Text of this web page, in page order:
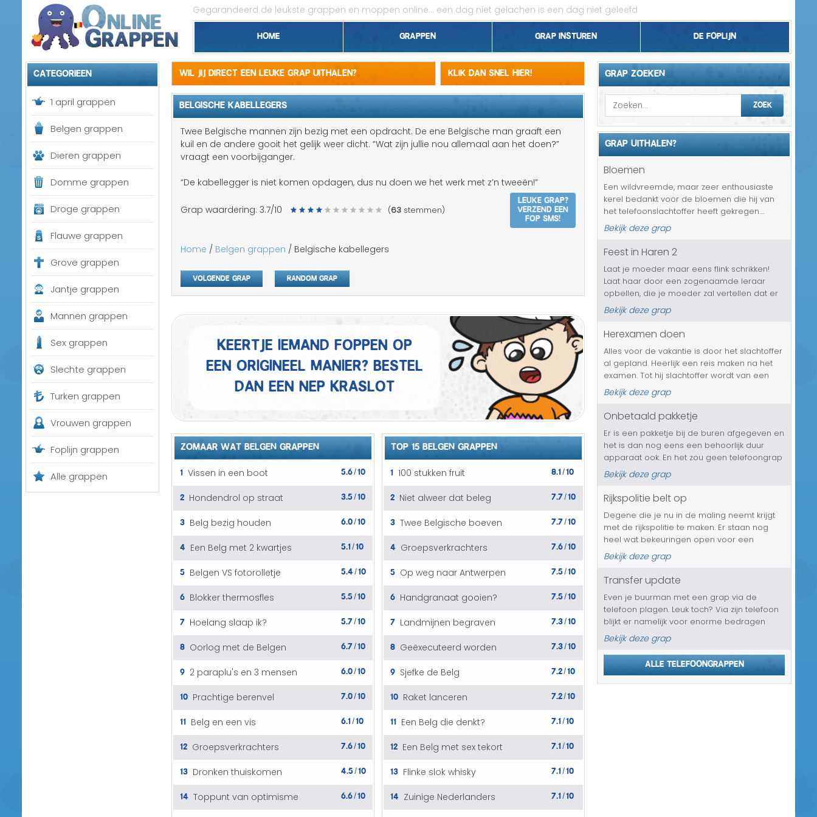
Gegarandeerd de leukste grappen en moppen online... een dag niet gelachen is een dag niet geleefd
Home Grappen
Belgen grappen
Domme grappen
Droge grappen
Flauwe grappen
Jantje grappen
Slechte grappen
Turken grappen
Vrouwen grappen
Grap insturen De foplijn
Bel grappen
Topgrappen
18+ en Relatie
Geld/Belasting
Buurt/Gemeente
Pakket/Bestelling
Transport/Verkeer
Kerst/Sinterklaas
Diversen/Andere
Categorieen
1 april grappen
Belgen grappen
Dieren grappen
Domme grappen
Droge grappen
Flauwe grappen
Grove grappen
Jantje grappen
Mannen grappen
Sex grappen
Slechte grappen
Turken grappen
Vrouwen grappen
Foplijn grappen
Alle grappen
Wil jij direct een leuke grap uithalen? Klik dan snel hier!
BELGISCHE KABELLEGERS
Twee Belgische mannen zijn bezig met een opdracht. De ene Belgische man graaft een
kuil en de andere gooit het gelijk weer dicht. “Wat zijn jullie nou allemaal aan het doen?”
vraagt een voorbijganger.
“De kabellegger is niet komen opdagen, dus nu doen we het werk met z’n tweeën!”
Grap waardering: 3.7/10 (63 stemmen)
Leuke grap?
Verzend een
fop SMS!
Home / Belgen grappen / Belgische kabellegers
Volgende grap Random grap
Keertje iemand foppen op
een origineel manier? Bestel
dan een nep kraslot
ZOMAAR WAT BELGEN GRAPPEN
1 Vissen in een boot 5.6/10
2 Hondendrol op straat 3.5/10
3 Belg bezig houden 6.0/10
4 Een Belg met 2 kwartjes 5.1/10
5 Belgen VS fotorolletje 5.4/10
6 Blokker thermosfles 5.5/10
7 Hoelang slaap ik? 5.7/10
8 Oorlog met de Belgen 6.7/10
9 2 paraplu's en 3 mensen 6.0/10
10 Prachtige berenvel 7.0/10
11 Belg en een vis 6.1/10
12 Groepsverkrachters 7.6/10
13 Dronken thuiskomen 4.5/10
14 Toppunt van optimisme 6.6/10
TOP 15 BELGEN GRAPPEN
1 100 stukken fruit 8.1/10
2 Niet alweer dat beleg 7.7/10
3 Twee Belgische boeven 7.7/10
4 Groepsverkrachters 7.6/10
5 Op weg naar Antwerpen 7.5/10
6 Handgranaat gooien? 7.5/10
7 Landmijnen begraven 7.3/10
8 Geëxecuteerd worden 7.3/10
9 Sjefke de Belg 7.2/10
10 Raket lanceren 7.2/10
11 Een Belg die denkt? 7.1/10
12 Een Belg met sex tekort 7.1/10
13 Flinke slok whisky 7.1/10
14 Zuinige Nederlanders 7.1/10
GRAP ZOEKEN
ZOEK
GRAP UITHALEN?
Bloemen
Een wildvreemde, maar zeer enthousiaste
kerel bedankt voor de bloemen die hij van
het telefoonslachtoffer heeft gekregen....
Bekijk deze grap
Feest in Haren 2
Laat je moeder maar eens flink schrikken!
Laat haar door een zogenaamde leraar
opbellen, die je moeder zal vertellen dat er
op jouw Facebook pagina een oproep staat
voor een groot feest, in je eigen huis. En het
is een openbare oproep, dus ...
Bekijk deze grap
Herexamen doen
Alles voor de vakantie is door het slachtoffer
al gepland. Heerlijk een reis maken na het
examen. Tot hij slachtoffer wordt van een
telefoongrap. Hij krijgt te horen dat hij
herexamen moet doen en aangezien dit
verplicht is, moet hij gewoon...
Bekijk deze grap
Onbetaald pakketje
Er is een pakketje bij de buren afgegeven en
het is dan nog eens een behoorlijk duur
apparaat ook. En het zou geen telefoongrap
zijn als het dure apparaat nooit betaald is en
jouw slachtoffer hier natuurlijk wel eventjes
voor op moet draaie...
Bekijk deze grap
Rijkspolitie belt op
Degene die je nu in de maling neemt krijgt
met de rijkspolitie te maken. Er staan nog
heel wat bekeuringen open voor een
behoorlijk bedrag. Een flitspaal waar deze
persoon drie keer langs is gereden heeft
hem te pakken. Geen leuk nieuws. De...
Bekijk deze grap
Transfer update
Even je buurman met een grap via de
telefoon plagen. Leuk toch? Via zijn telefoon
blijkt er namelijk voor enorme bedragen
naar Ghana te worden gebeld. Het uitzetten
van de telefoon heeft hierbij geen enkele zin.
Het enige wat kan werken is ...
Bekijk deze grap
Alle telefoongrappen